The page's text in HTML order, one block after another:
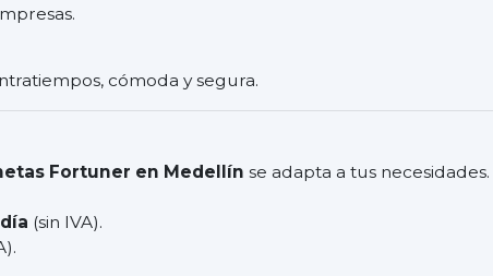
cómoda y segura.
Fortuner en Medellín se adapta a tus necesidades.
(sin IVA).